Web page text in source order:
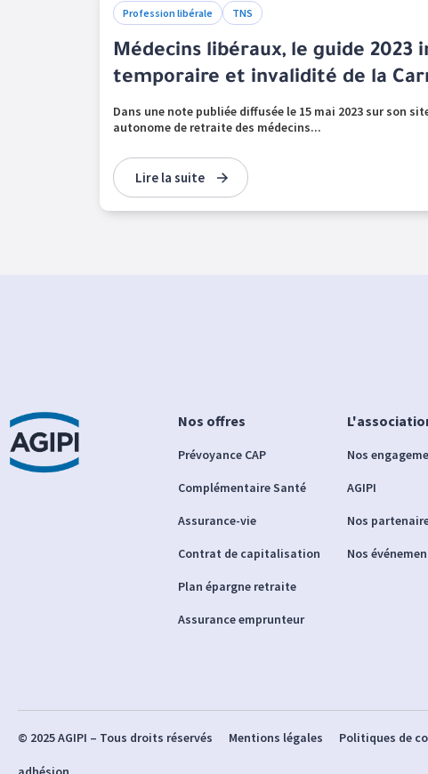
Profession libérale TNS
Médecins libéraux, le guide 2023
temporaire et invalidité de la
Dans une note publiée diffusée le 15 mai 2023 sur son
autonome de retraite des médecins...
Lire la suite
Nos offres
Prévoyance CAP
Complémentaire Santé
Assurance-vie
Contrat de capitalisation
Plan épargne retraite
Assurance emprunteur
Nos
AGIPI
Nos
Nos
© 2025 AGIPI – Tous droits réservés Mentions légales Politiques de